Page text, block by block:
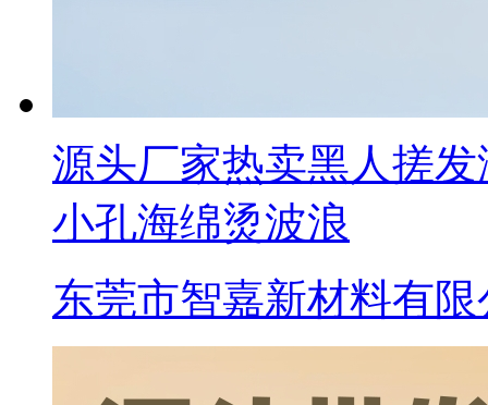
源头厂家热卖黑人搓
小孔海绵烫波浪
东莞市智嘉新材料有限